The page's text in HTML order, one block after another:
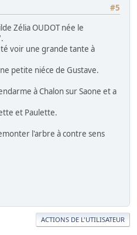
#5
Zélia OUDOT née le
voir une grande tante à
petite niéce de Gustave.
à Chalon sur Saone et a
et Paulette.
l'arbre à contre sens
ACTIONS DE L'UTILISATEUR